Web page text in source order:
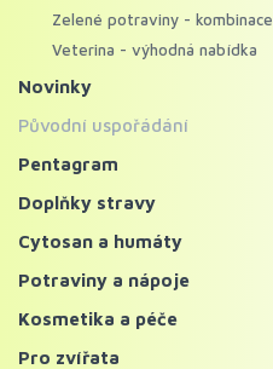
Zelené potraviny - kombinace
Veterina - výhodná nabídka
Novinky
Původní uspořádání
Energy food
Pentagram - bylinné koncentráty
Pentagram
Koncentráty
Krémy
Doplňky stravy
Bylinné koncentráty
Probiotika a trávení
Cytosan a humáty
Potraviny a nápoje
Zelené potraviny
Bylinné čaje a nápoje
Kosmetika a péče
Pleť
Pro zvířata